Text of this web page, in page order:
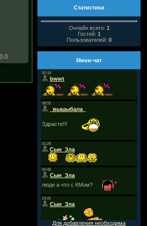
0.0
Статистика
Онлайн всего: 1
Гостей: 1
Пользователей: 0
Мини-чат
Для добавления необходима